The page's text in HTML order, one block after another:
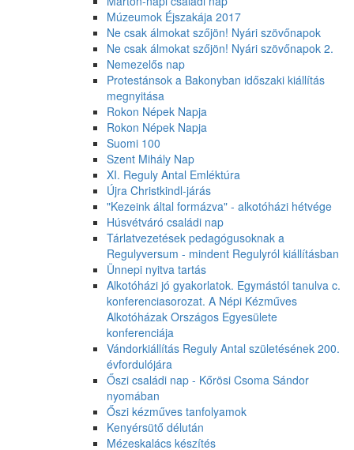
Múzeumok Éjszakája 2017
Ne csak álmokat szőjön! Nyári szövőnapok
Ne csak álmokat szőjön! Nyári szövőnapok 2.
Nemezelős nap
Protestánsok a Bakonyban időszaki kiállítás
megnyitása
Rokon Népek Napja
Rokon Népek Napja
Suomi 100
Szent Mihály Nap
XI. Reguly Antal Emléktúra
Újra Christkindl-járás
"Kezeink által formázva" - alkotóházi hétvége
Húsvétváró családi nap
Tárlatvezetések pedagógusoknak a
Regulyversum - mindent Regulyról kiállításban
Ünnepi nyitva tartás
Alkotóházi jó gyakorlatok. Egymástól tanulva c.
konferenciasorozat. A Népi Kézműves
Alkotóházak Országos Egyesülete
konferenciája
Vándorkiállítás Reguly Antal születésének 200.
évfordulójára
Őszi családi nap - Kőrösi Csoma Sándor
nyomában
Őszi kézműves tanfolyamok
Kenyérsütő délután
Mézeskalács készítés